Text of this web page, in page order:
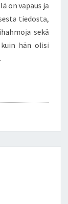
on vapaus ja
tiedosta,
sekä
hän olisi